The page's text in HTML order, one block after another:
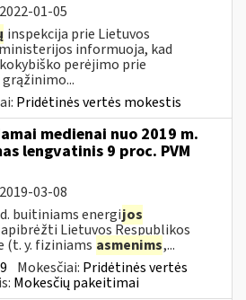
2022-01-05
inspekcija prie Lietuvos
informuoja, kad
perėjimo prie
Pridėtinės vertės mokestis
medienai nuo 2019 m.
lengvatinis 9 proc. PVM
2019-03-08
buitiniams energijos
Lietuvos Respublikos
y. fiziniams asmenims,...
Mokesčiai: Pridėtinės vertės
Mokesčių pakeitimai